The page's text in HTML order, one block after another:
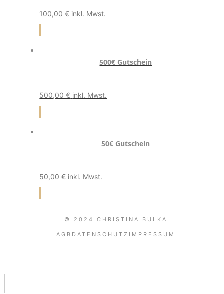
100,00€ inkl. Mwst.
500€ Gutschein
500,00€ inkl. Mwst.
50€ Gutschein
50,00€ inkl. Mwst.
© 2024 CHRISTINA BULKA
AGB DATENSCHUTZ IMPRESSUM